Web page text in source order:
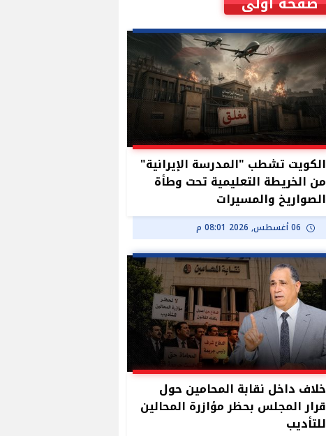
الكويت تشطب "المدرسة الإيرانية"
من الخريطة التعليمية تحت وطأة
الصواريخ والمسيرات
06 أغسطس, 2026 08:01 م
خلاف داخل نقابة المحامين حول
قرار المجلس بحظر مؤازرة المحالين
للتأديب